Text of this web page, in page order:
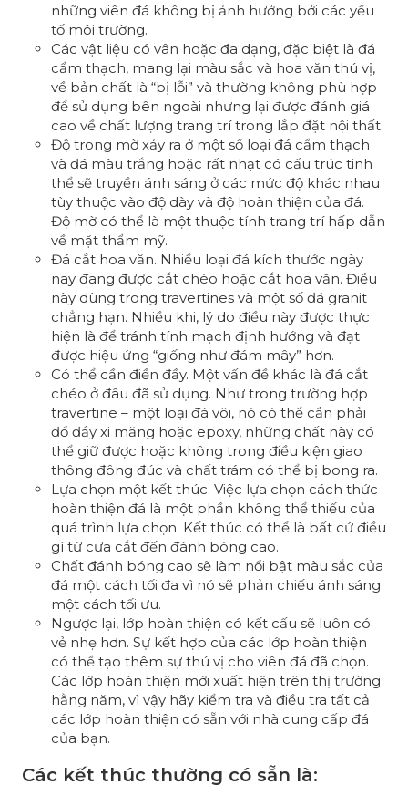
những viên đá không bị ảnh hưởng bởi các yếu
tố môi trường.
Các vật liệu có vân hoặc đa dạng, đặc biệt là đá
cẩm thạch, mang lại màu sắc và hoa văn thú vị,
về bản chất là “bị lỗi” và thường không phù hợp
để sử dụng bên ngoài nhưng lại được đánh giá
cao về chất lượng trang trí trong lắp đặt nội thất.
Độ trong mờ xảy ra ở một số loại đá cẩm thạch
và đá màu trắng hoặc rất nhạt có cấu trúc tinh
thể sẽ truyền ánh sáng ở các mức độ khác nhau
tùy thuộc vào độ dày và độ hoàn thiện của đá.
Độ mờ có thể là một thuộc tính trang trí hấp dẫn
về mặt thẩm mỹ.
Đá cắt hoa văn. Nhiều loại đá kích thước ngày
nay đang được cắt chéo hoặc cắt hoa văn. Điều
này dùng trong travertines và một số đá granit
chẳng hạn. Nhiều khi, lý do điều này được thực
hiện là để tránh tính mạch định hướng và đạt
được hiệu ứng “giống như đám mây” hơn.
Có thể cần điền đầy. Một vấn đề khác là đá cắt
chéo ở đâu đã sử dụng. Như trong trường hợp
travertine – một loại đá vôi, nó có thể cần phải
đổ đầy xi măng hoặc epoxy, những chất này có
thể giữ được hoặc không trong điều kiện giao
thông đông đúc và chất trám có thể bị bong ra.
Lựa chọn một kết thúc. Việc lựa chọn cách thức
hoàn thiện đá là một phần không thể thiếu của
quá trình lựa chọn. Kết thúc có thể là bất cứ điều
gì từ cưa cắt đến đánh bóng cao.
Chất đánh bóng cao sẽ làm nổi bật màu sắc của
đá một cách tối đa vì nó sẽ phản chiếu ánh sáng
một cách tối ưu.
Ngược lại, lớp hoàn thiện có kết cấu sẽ luôn có
vẻ nhẹ hơn. Sự kết hợp của các lớp hoàn thiện
có thể tạo thêm sự thú vị cho viên đá đã chọn.
Các lớp hoàn thiện mới xuất hiện trên thị trường
hằng năm, vì vậy hãy kiểm tra và điều tra tất cả
các lớp hoàn thiện có sẵn với nhà cung cấp đá
của bạn.
Các kết thúc thường có sẵn là: